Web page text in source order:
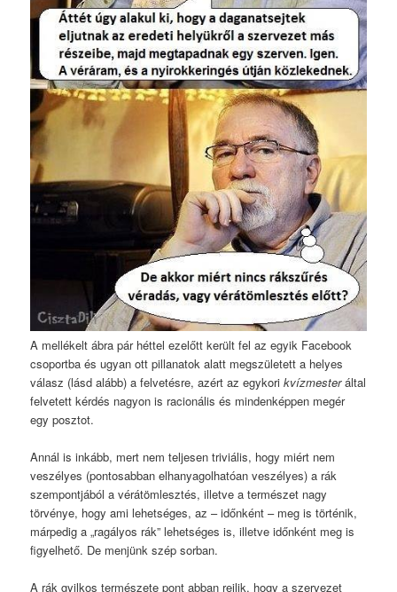
A mellékelt ábra pár héttel ezelőtt került fel az egyik Facebook
csoportba és ugyan ott pillanatok alatt megszületett a helyes
válasz (lásd alább) a felvetésre, azért az egykorikvízmesteráltal
felvetett kérdés nagyon is racionális és mindenképpen megér
egy posztot.
Annál is inkább, mert nem teljesen triviális, hogy miért nem
veszélyes (pontosabban elhanyagolhatóan veszélyes) a rák
szempontjából a vérátömlesztés, illetve a természet nagy
törvénye, hogy ami lehetséges, az – időnként – meg is történik,
márpedig a „ragályos rák” lehetséges is, illetve időnként meg is
figyelhető. De menjünk szép sorban.
A rák gyilkos természete pont abban rejlik, hogy a szervezet